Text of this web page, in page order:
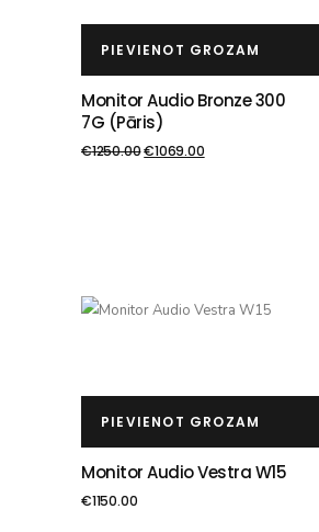
PIEVIENOT GROZAM
Monitor Audio Bronze 300
7G (pāris)
€1250.00€1069.00
PIEVIENOT GROZAM
Monitor Audio Vestra W15
€1150.00